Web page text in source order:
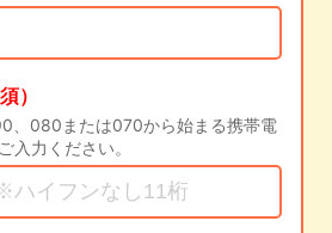
）
、080または070から始まる携帯電
入力ください。